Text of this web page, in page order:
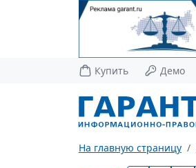
Купить Демо
На главную страницу